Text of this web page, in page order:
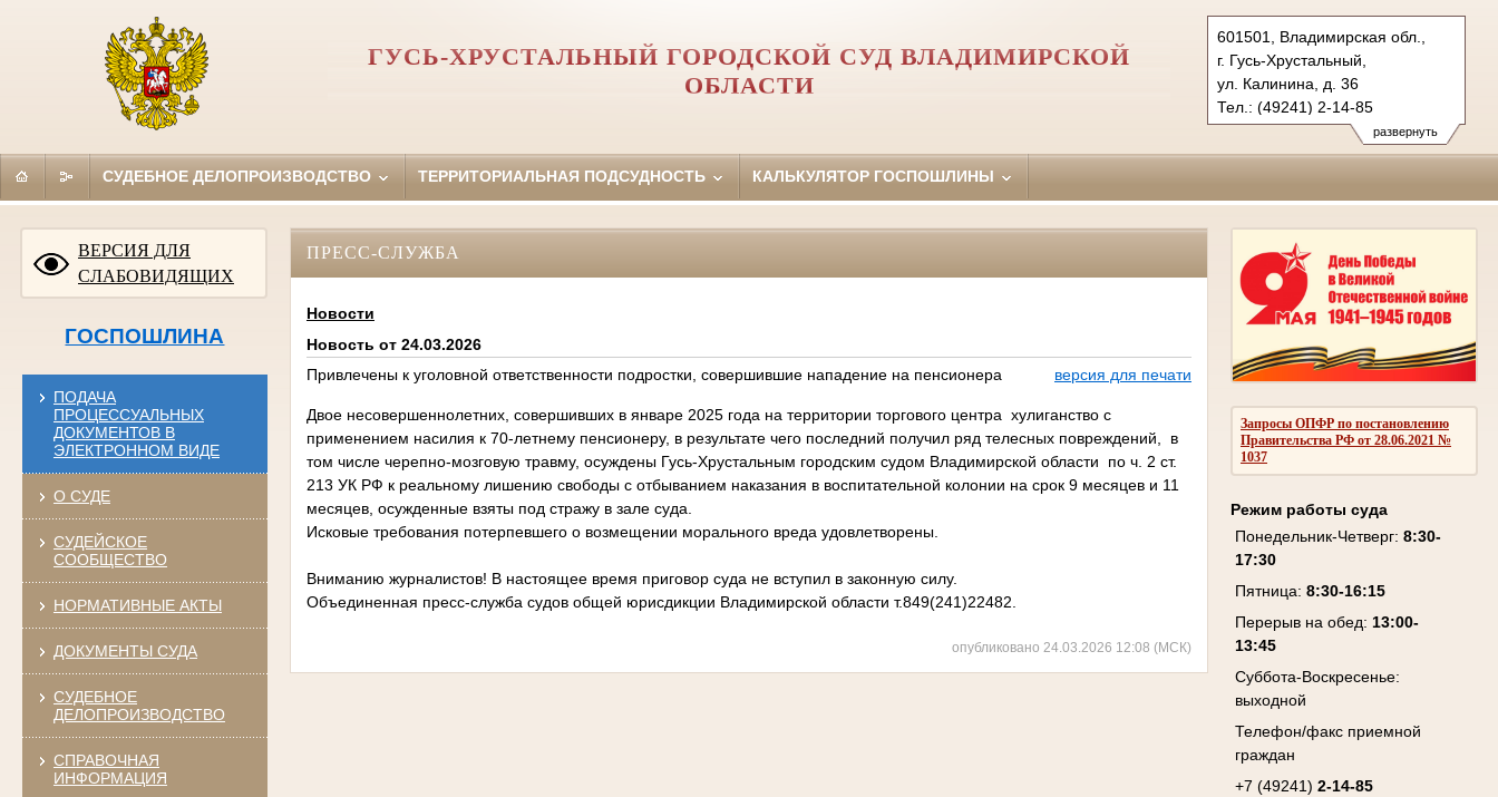
развернуть
601501, Владимирская обл.,
г. Гусь-Хрустальный,
ул. Калинина, д. 36
Тел.: (49241) 2-14-85
gus-hrustalsky.wld@sudrf.ru
ГУСЬ-ХРУСТАЛЬНЫЙ ГОРОДСКОЙ СУД ВЛАДИМИРСКОЙ
ОБЛАСТИ
СУДЕБНОЕ ДЕЛОПРОИЗВОДСТВО ТЕРРИТОРИАЛЬНАЯ ПОДСУДНОСТЬ КАЛЬКУЛЯТОР ГОСПОШЛИНЫ
ВЕРСИЯ ДЛЯ
СЛАБОВИДЯЩИХ
ГОСПОШЛИНА
ПОДАЧА
ПРОЦЕССУАЛЬНЫХ
ДОКУМЕНТОВ В
ЭЛЕКТРОННОМ ВИДЕ
О СУДЕ
СУДЕЙСКОЕ
СООБЩЕСТВО
НОРМАТИВНЫЕ АКТЫ
ДОКУМЕНТЫ СУДА
СУДЕБНОЕ
ДЕЛОПРОИЗВОДСТВО
СПРАВОЧНАЯ
ИНФОРМАЦИЯ
Запросы ОПФР по постановлению
Правительства РФ от 28.06.2021 №
1037
Режим работы суда
Понедельник-Четверг: 8:30-
17:30
Пятница: 8:30-16:15
Перерыв на обед: 13:00-
13:45
Суббота-Воскресенье:
выходной
Телефон/факс приемной
граждан
+7 (49241) 2-14-85
ПРЕСС-СЛУЖБА
Новости
Новость от 24.03.2026
Привлечены к уголовной ответственности подростки, совершившие нападение на пенсионера
версия для печати
Двое несовершеннолетних, совершивших в январе 2025 года на территории торгового центра хулиганство с
применением насилия к 70-летнему пенсионеру, в результате чего последний получил ряд телесных повреждений, в
том числе черепно-мозговую травму, осуждены Гусь-Хрустальным городским судом Владимирской области по ч. 2 ст.
213 УК РФ к реальному лишению свободы с отбыванием наказания в воспитательной колонии на срок 9 месяцев и 11
месяцев, осужденные взяты под стражу в зале суда.
Исковые требования потерпевшего о возмещении морального вреда удовлетворены.
Вниманию журналистов! В настоящее время приговор суда не вступил в законную силу.
Объединенная пресс-служба судов общей юрисдикции Владимирской области т.849(241)22482.
опубликовано 24.03.2026 12:08 (МСК)